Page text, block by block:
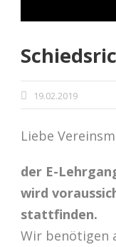
19.02.2019
Liebe
der E-
wird
stattfinden.
Wir benötigen